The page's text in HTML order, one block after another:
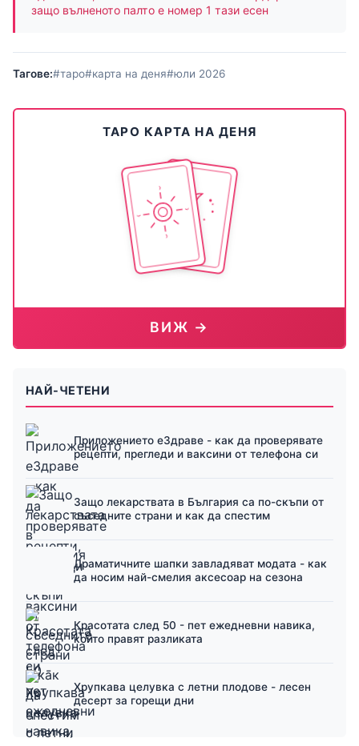
защо вълненото палто е номер 1 тази есен
Тагове:#таро#карта на деня#юли 2026
ТАРО КАРТА НА ДЕНЯ
ВИЖ →
НАЙ-ЧЕТЕНИ
Приложението еЗдраве - как да проверявате
рецепти, прегледи и ваксини от телефона си
Защо лекарствата в България са по-скъпи от
съседните страни и как да спестим
Драматичните шапки завладяват модата - как
да носим най-смелия аксесоар на сезона
Красотата след 50 - пет ежедневни навика,
които правят разликата
Хрупкава целувка с летни плодове - лесен
десерт за горещи дни